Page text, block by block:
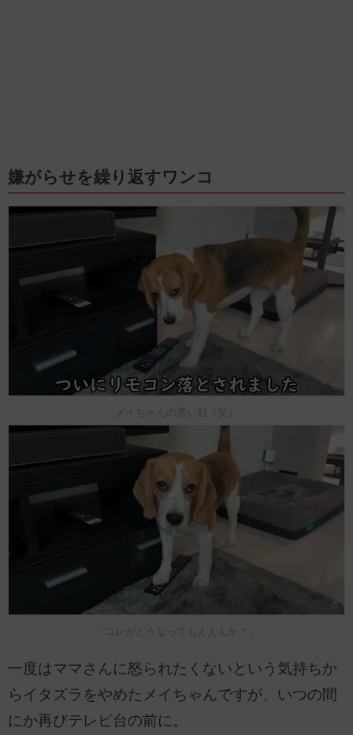
嫌がらせを繰り返すワンコ
メイちゃんの悪い顔（笑）
「コレがどうなってもええんか？」
一度はママさんに怒られたくないという気持ちか
らイタズラをやめたメイちゃんですが、いつの間
にか再びテレビ台の前に。